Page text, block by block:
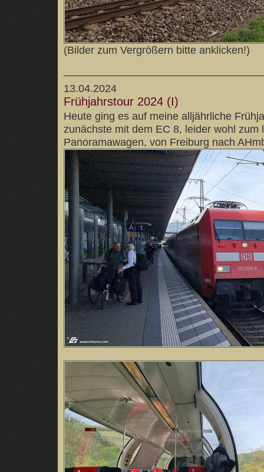
(Bilder zum Vergrößern bitte anklicken!)
13.04.2024
Frühjahrstour 2024 (I)
Heute ging es auf meine alljährliche
zunächste mit dem EC 8, leider wohl zum
Panoramawagen, von Freiburg nach